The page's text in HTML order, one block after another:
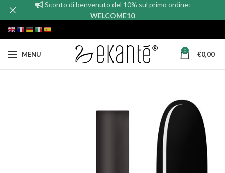
MENU 0 €0,00
Sconto di benvenuto del 10% sul primo ordine:
WELCOME10